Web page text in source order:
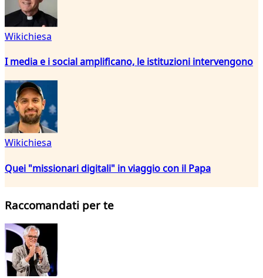
Wikichiesa
I media e i social amplificano, le istituzioni intervengono
Wikichiesa
Quei "missionari digitali" in viaggio con il Papa
Raccomandati per te